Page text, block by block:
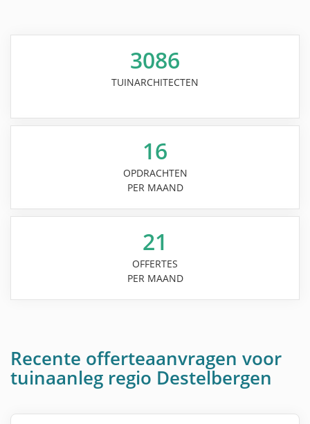
3086
TUINARCHITECTEN
16
OPDRACHTEN
PER MAAND
21
OFFERTES
PER MAAND
Recente offerteaanvragen voor
tuinaanleg regio Destelbergen